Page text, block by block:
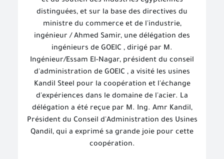
distinguées, et sur la base des directives du
ministre du commerce et de l'industrie,
ingénieur / Ahmed Samir, une délégation des
ingénieurs de GOEIC , dirigé par M.
Ingénieur/Essam El-Nagar, président du conseil
d'administration de GOEIC , a visité les usines
Kandil Steel pour la coopération et l'échange
d'expériences dans le domaine de l'acier. La
délégation a été reçue par M. Ing. Amr Kandil,
Président du Conseil d'Administration des Usines
Qandil, qui a exprimé sa grande joie pour cette
coopération.